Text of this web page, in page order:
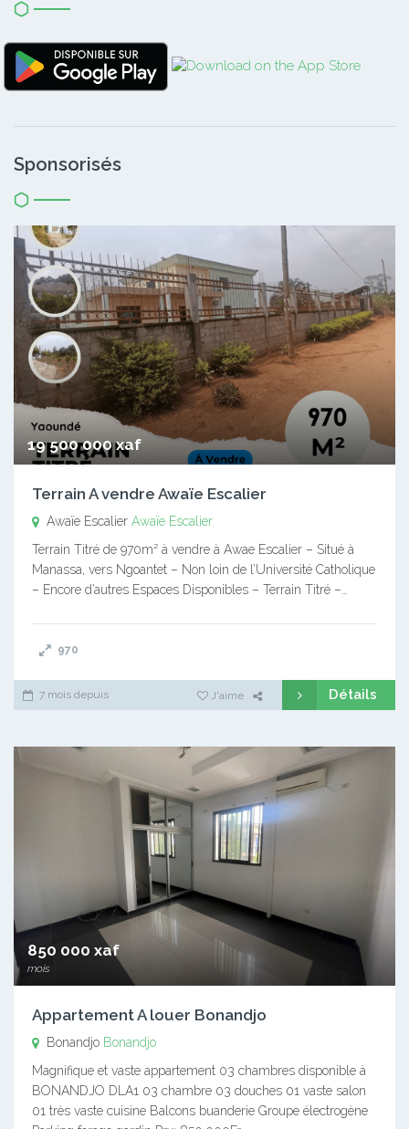
Sponsorisés
19 500 000 xaf
Terrain A vendre Awaïe Escalier
Awaïe Escalier Awaïe Escalier
Terrain Titré de 970m² à vendre à Awae Escalier – Situé à
Manassa, vers Ngoantet – Non loin de l’Université Catholique
– Encore d’autres Espaces Disponibles – Terrain Titré –…
970
7 mois depuis J'aime Détails
850 000 xaf
mois
Appartement A louer Bonandjo
Bonandjo Bonandjo
Magnifique et vaste appartement 03 chambres disponible à
BONANDJO DLA1 03 chambre 03 douches 01 vaste salon
01 très vaste cuisine Balcons buanderie Groupe électrogène